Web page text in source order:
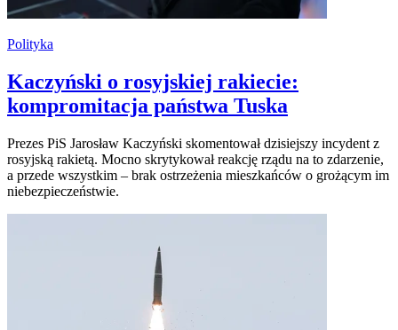
Polityka
Kaczyński o rosyjskiej rakiecie:
kompromitacja państwa Tuska
Prezes PiS Jarosław Kaczyński skomentował dzisiejszy incydent z
rosyjską rakietą. Mocno skrytykował reakcję rządu na to zdarzenie,
a przede wszystkim – brak ostrzeżenia mieszkańców o grożącym im
niebezpieczeństwie.